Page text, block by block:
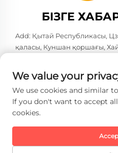
БІЗГЕ
Add: Қытай Республикасы,
қаласы, Куншан қоршағы,
Тел:+86-137 6186 0079
Электрондық пошта:[email
Барлық құқықтар
We value your
We use cookies and similar
If you don't want to accept
cookies.